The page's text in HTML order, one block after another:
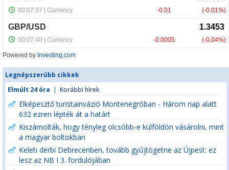
Powered by Investing.com
Legnépszerűbb cikkek
Elmúlt 24 óra | Korábbi hírek
Elképesztő turistainvázió Montenegróban - Három nap alatt
632 ezren lépték át a határt
Kiszámolták, hogy tényleg olcsóbb-e külföldön vásárolni, mint
a magyar boltokban
Keleti derbi Debrecenben, tovább gyűjtögetne az Újpest: ez
lesz az NB I 3. fordulójában